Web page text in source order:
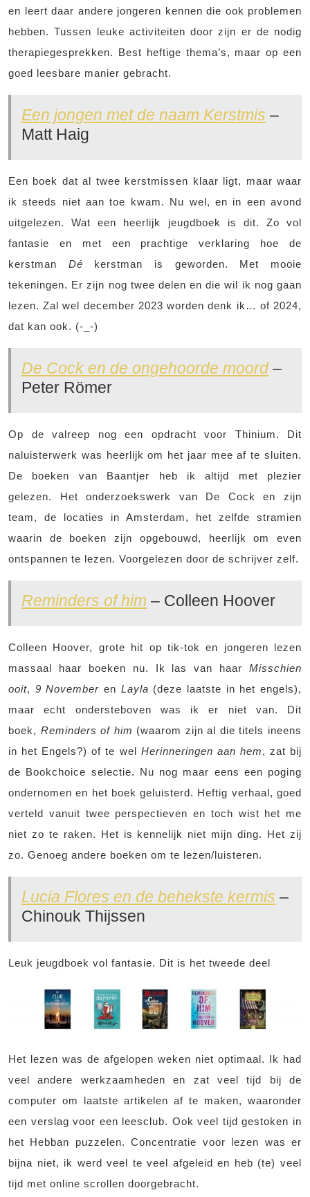
en leert daar andere jongeren kennen die ook problemen
hebben. Tussen leuke activiteiten door zijn er de nodig
therapiegesprekken. Best heftige thema’s, maar op een
goed leesbare manier gebracht.
Een jongen met de naam Kerstmis –
Matt Haig
Een boek dat al twee kerstmissen klaar ligt, maar waar
ik steeds niet aan toe kwam. Nu wel, en in een avond
uitgelezen. Wat een heerlijk jeugdboek is dit. Zo vol
fantasie en met een prachtige verklaring hoe de
kerstman Dé kerstman is geworden. Met mooie
tekeningen. Er zijn nog twee delen en die wil ik nog gaan
lezen. Zal wel december 2023 worden denk ik… of 2024,
dat kan ook. (-_-)
De Cock en de ongehoorde moord–
Peter Römer
Op de valreep nog een opdracht voor Thinium. Dit
naluisterwerk was heerlijk om het jaar mee af te sluiten.
De boeken van Baantjer heb ik altijd met plezier
gelezen. Het onderzoekswerk van De Cock en zijn
team, de locaties in Amsterdam, het zelfde stramien
waarin de boeken zijn opgebouwd, heerlijk om even
ontspannen te lezen. Voorgelezen door de schrijver zelf.
Reminders of him – Colleen Hoover
Colleen Hoover, grote hit op tik-tok en jongeren lezen
massaal haar boeken nu. Ik las van haar Misschien
ooit, 9 November en Layla (deze laatste in het engels),
maar echt ondersteboven was ik er niet van. Dit
boek, Reminders of him (waarom zijn al die titels ineens
in het Engels?) of te wel Herinneringen aan hem, zat bij
de Bookchoice selectie. Nu nog maar eens een poging
ondernomen en het boek geluisterd. Heftig verhaal, goed
verteld vanuit twee perspectieven en toch wist het me
niet zo te raken. Het is kennelijk niet mijn ding. Het zij
zo. Genoeg andere boeken om te lezen/luisteren.
Lucia Flores en de behekste kermis –
Chinouk Thijssen
Leuk jeugdboek vol fantasie. Dit is het tweede deel
Het lezen was de afgelopen weken niet optimaal. Ik had
veel andere werkzaamheden en zat veel tijd bij de
computer om laatste artikelen af te maken, waaronder
een verslag voor een leesclub. Ook veel tijd gestoken in
het Hebban puzzelen. Concentratie voor lezen was er
bijna niet, ik werd veel te veel afgeleid en heb (te) veel
tijd met online scrollen doorgebracht.